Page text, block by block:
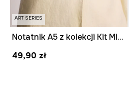
ART SERIES
Notatnik A5 z kolekcji Kit Mizeres x Medicine
49,90 zł